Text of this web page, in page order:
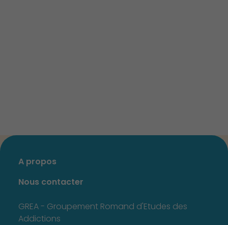
A propos
Nous contacter
GREA - Groupement Romand d'Etudes des
Addictions